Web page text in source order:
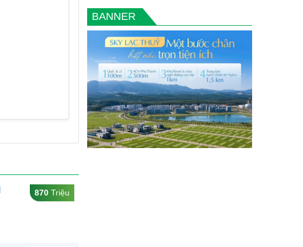
870 Triệu
BANNER